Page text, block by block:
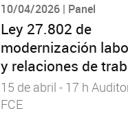
10/04/2026 | Panel
Ley 27.802 de
modernización
y relaciones de
15 de abril - 17 h
FCE